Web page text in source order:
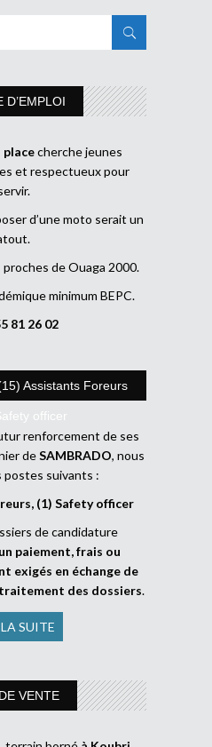
D’EMPLOI
cherche jeunes
et respectueux pour
d’une moto serait un
de Ouaga 2000.
minimum BEPC.
81 26 02
Assistants Foreurs
officer
renforcement de ses
deSAMBRADO, nous
postes suivants :
(1) Safety officer
de candidature
paiement, frais ou
exigés en échange de
des dossiers.
SUITE
VENTE